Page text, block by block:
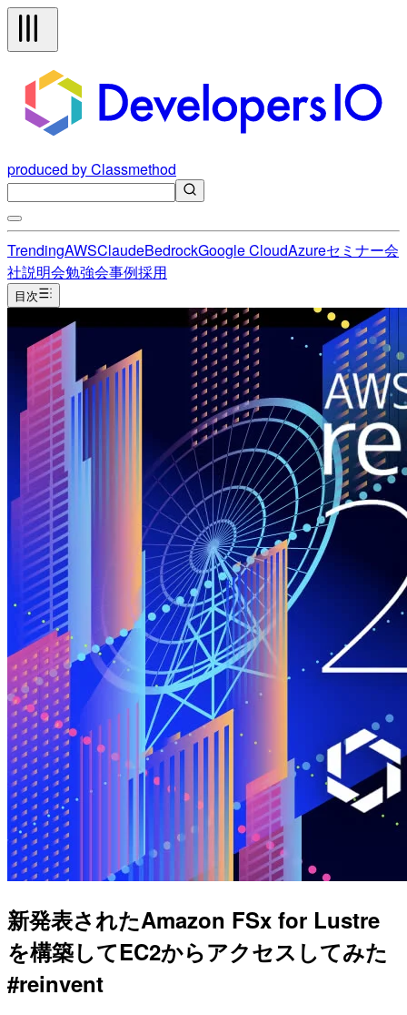
produced by Classmethod
TrendingAWSClaudeBedrockGoogle CloudAzureセミナー会
社説明会勉強会事例採用
目次
新発表されたAmazon FSx for Lustre
を構築してEC2からアクセスしてみた
#reinvent